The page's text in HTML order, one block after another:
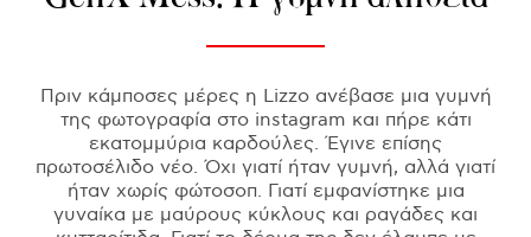
Πριν κάμποσες μέρες η Lizzo ανέβασε μια γυμνή
της φωτογραφία στο instagram και πήρε κάτι
εκατομμύρια καρδούλες. Έγινε επίσης
πρωτοσέλιδο νέο. Όχι γιατί ήταν γυμνή, αλλά γιατί
ήταν χωρίς φώτοσοπ. Γιατί εμφανίστηκε μια
γυναίκα με μαύρους κύκλους και ραγάδες και